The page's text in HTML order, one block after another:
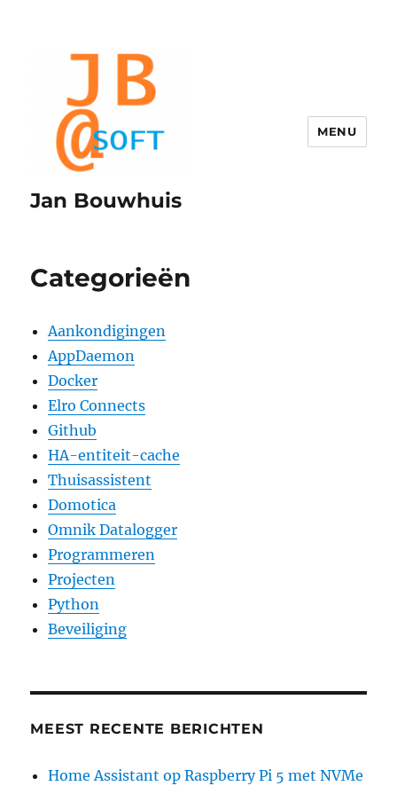
Jan Bouwhuis
MENU
Categorieën
Aankondigingen
AppDaemon
Docker
Elro Connects
Github
HA-entiteit-cache
Thuisassistent
Domotica
Omnik Datalogger
Programmeren
Projecten
Python
Beveiliging
MEEST RECENTE BERICHTEN
Home Assistant op Raspberry Pi 5 met NVMe